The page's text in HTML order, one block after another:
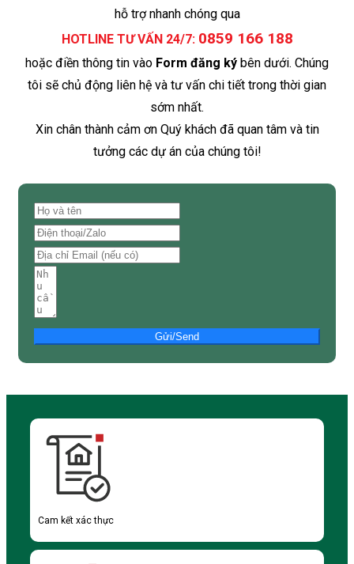
hỗ trợ nhanh chóng qua
HOTLINE TƯ VẤN 24/7: 0859 166 188
hoặc điền thông tin vào Form đăng ký bên dưới. Chúng
tôi sẽ chủ động liên hệ và tư vấn chi tiết trong thời gian
sớm nhất.
Xin chân thành cảm ơn Quý khách đã quan tâm và tin
tưởng các dự án của chúng tôi!
Gửi/Send
Cam kết xác thực